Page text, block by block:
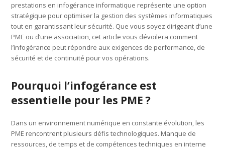
prestations en infogérance informatique représente une option
stratégique pour optimiser la gestion des systèmes informatiques
tout en garantissant leur sécurité. Que vous soyez dirigeant d’une
PME ou d’une association, cet article vous dévoilera comment
l’infogérance peut répondre aux exigences de performance, de
sécurité et de continuité pour vos opérations.
Pourquoi l’infogérance est
essentielle pour les PME ?
Dans un environnement numérique en constante évolution, les
PME rencontrent plusieurs défis technologiques. Manque de
ressources, de temps et de compétences techniques en interne